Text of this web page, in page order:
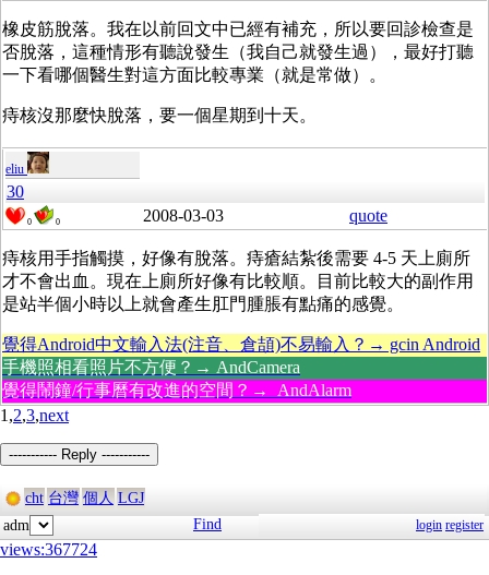
橡皮筋脫落。我在以前回文中已經有補充，所以要回診檢查是
否脫落，這種情形有聽說發生（我自己就發生過），最好打聽
一下看哪個醫生對這方面比較專業（就是常做）。
痔核沒那麼快脫落，要一個星期到十天。
eliu
30
0 0 2008-03-03 quote
痔核用手指觸摸，好像有脫落。痔瘡結紮後需要 4-5 天上廁所
才不會出血。現在上廁所好像有比較順。目前比較大的副作用
是站半個小時以上就會產生肛門腫脹有點痛的感覺。
覺得Android中文輸入法(注音、倉頡)不易輸入？→ gcin Android
手機照相看照片不方便？→ AndCamera
覺得鬧鐘/行事曆有改進的空間？→ AndAlarm
1,2,3,next
----------- Reply -----------
cht 台灣 個人 LGJ
adm
Find login register
views:367724